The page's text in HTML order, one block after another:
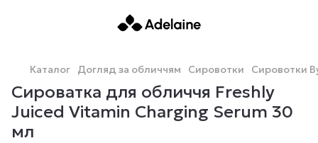
Каталог Догляд за обличчям Сировотки Сировотки
Сироватка для обличчя Freshly
Juiced Vitamin Charging Serum 30
мл